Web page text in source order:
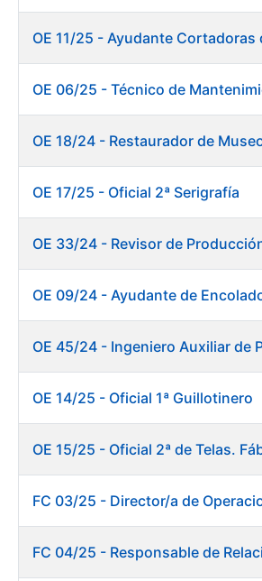
Mostrar/Ocultar
Mostrar/Ocultar
Mostrar/Ocultar
OE 18/24 - Restaurador de
OE 17/25 - Oficial 2ª Serigrafía
OE 14/25 - Oficial 1ª Guillotinero